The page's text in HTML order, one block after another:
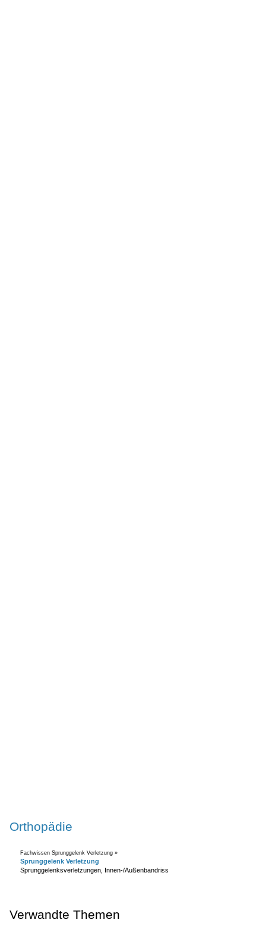
Orthopädie
Fachwissen Sprunggelenk Verletzung »
Sprunggelenk Verletzung
Sprunggelenksverletzungen, Innen-/Außenbandriss
Verwandte Themen